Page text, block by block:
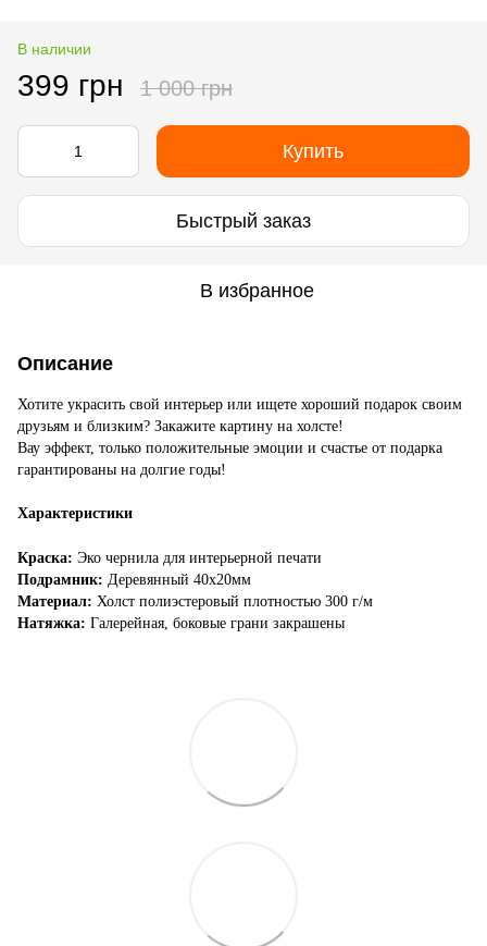
В наличии
399 грн 1 000 грн
Купить
Быстрый заказ
В избранное
Описание
Хотите украсить свой интерьер или ищете хороший подарок своим
друзьям и близким? Закажите картину на холсте!
Вау эффект, только положительные эмоции и счастье от подарка
гарантированы на долгие годы!
Характеристики
Краска: Эко чернила для интерьерной печати
Подрамник: Деревянный 40х20мм
Материал: Холст полиэстеровый плотностью 300 г/м
Натяжка: Галерейная, боковые грани закрашены